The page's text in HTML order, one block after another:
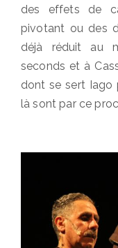
des effets de
pivotant ou des
déjà réduit au
seconds et à
dont se sert Iago
là sont par ce